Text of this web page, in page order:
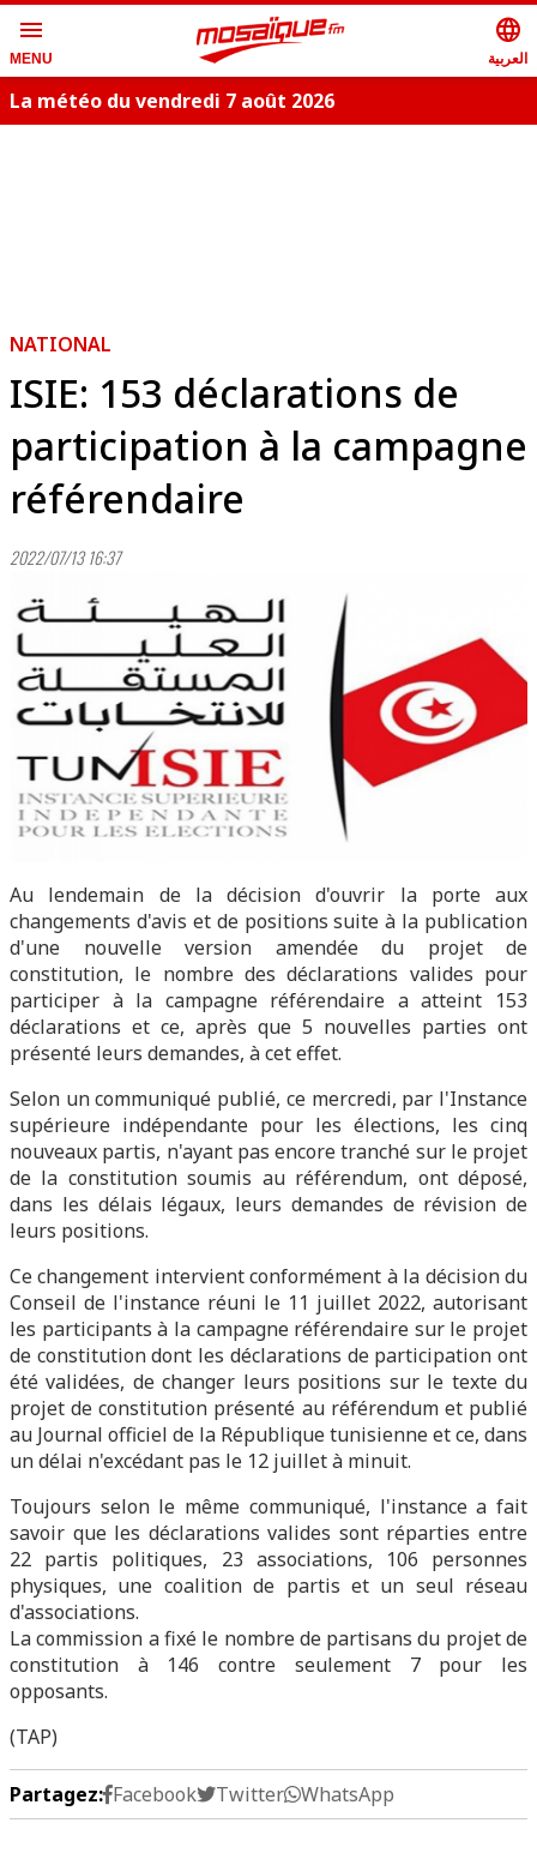
menu
MENU
language
العربية
La météo du vendredi 7 août 2026
NATIONAL
ISIE: 153 déclarations de
participation à la campagne
référendaire
2022/07/13 16:37
Au lendemain de la décision d'ouvrir la porte aux
changements d'avis et de positions suite à la publication
d'une nouvelle version amendée du projet de
constitution, le nombre des déclarations valides pour
participer à la campagne référendaire a atteint 153
déclarations et ce, après que 5 nouvelles parties ont
présenté leurs demandes, à cet effet.
Selon un communiqué publié, ce mercredi, par l'Instance
supérieure indépendante pour les élections, les cinq
nouveaux partis, n'ayant pas encore tranché sur le projet
de la constitution soumis au référendum, ont déposé,
dans les délais légaux, leurs demandes de révision de
leurs positions.
Ce changement intervient conformément à la décision du
Conseil de l'instance réuni le 11 juillet 2022, autorisant
les participants à la campagne référendaire sur le projet
de constitution dont les déclarations de participation ont
été validées, de changer leurs positions sur le texte du
projet de constitution présenté au référendum et publié
au Journal officiel de la République tunisienne et ce, dans
un délai n'excédant pas le 12 juillet à minuit.
Toujours selon le même communiqué, l'instance a fait
savoir que les déclarations valides sont réparties entre
22 partis politiques, 23 associations, 106 personnes
physiques, une coalition de partis et un seul réseau
d'associations.
La commission a fixé le nombre de partisans du projet de
constitution à 146 contre seulement 7 pour les
opposants.
(TAP)
Partagez: Facebook Twitter WhatsApp